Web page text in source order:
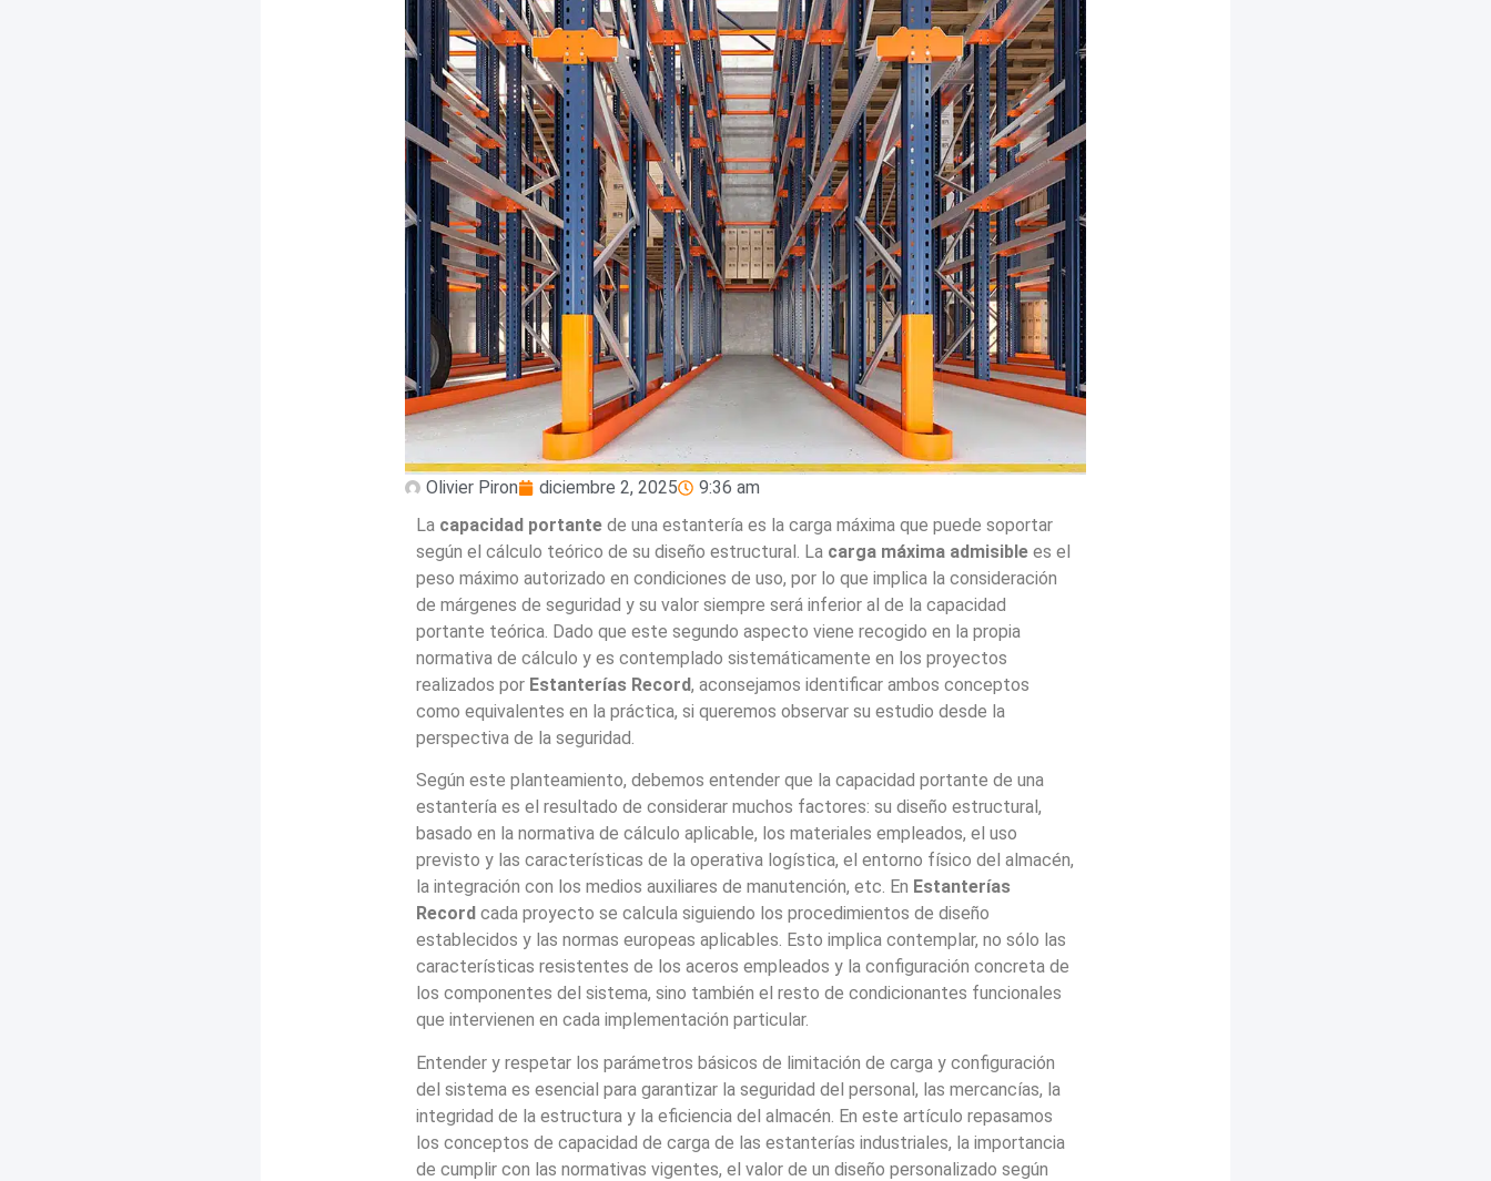
Olivier Piron diciembre 2, 2025
9:36 am
La capacidad portante de una estantería es la carga máxima que puede soportar
según el cálculo teórico de su diseño estructural. La carga máxima admisible es el
peso máximo autorizado en condiciones de uso, por lo que implica la consideración
de márgenes de seguridad y su valor siempre será inferior al de la capacidad
portante teórica. Dado que este segundo aspecto viene recogido en la propia
normativa de cálculo y es contemplado sistemáticamente en los proyectos
realizados por Estanterías Record, aconsejamos identificar ambos conceptos
como equivalentes en la práctica, si queremos observar su estudio desde la
perspectiva de la seguridad.
Según este planteamiento, debemos entender que la capacidad portante de una
estantería es el resultado de considerar muchos factores: su diseño estructural,
basado en la normativa de cálculo aplicable, los materiales empleados, el uso
previsto y las características de la operativa logística, el entorno físico del almacén,
la integración con los medios auxiliares de manutención, etc. En Estanterías
Record cada proyecto se calcula siguiendo los procedimientos de diseño
establecidos y las normas europeas aplicables. Esto implica contemplar, no sólo las
características resistentes de los aceros empleados y la configuración concreta de
los componentes del sistema, sino también el resto de condicionantes funcionales
que intervienen en cada implementación particular.
Entender y respetar los parámetros básicos de limitación de carga y configuración
del sistema es esencial para garantizar la seguridad del personal, las mercancías, la
integridad de la estructura y la eficiencia del almacén. En este artículo repasamos
los conceptos de capacidad de carga de las estanterías industriales, la importancia
de cumplir con las normativas vigentes, el valor de un diseño personalizado según